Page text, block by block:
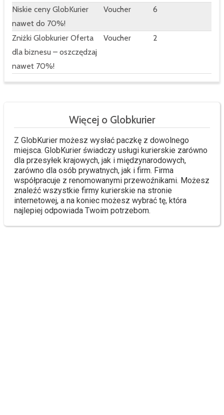
Niskie ceny GlobKurier
nawet do 70%!
Voucher 6
Zniżki Globkurier Oferta
dla biznesu – oszczędzaj
nawet 70%!
Voucher 2
Więcej o Globkurier
Z GlobKurier możesz wysłać paczkę z dowolnego
miejsca. GlobKurier świadczy usługi kurierskie zarówno
dla przesyłek krajowych, jak i międzynarodowych,
zarówno dla osób prywatnych, jak i firm. Firma
współpracuje z renomowanymi przewoźnikami. Możesz
znaleźć wszystkie firmy kurierskie na stronie
internetowej, a na koniec możesz wybrać tę, która
najlepiej odpowiada Twoim potrzebom.